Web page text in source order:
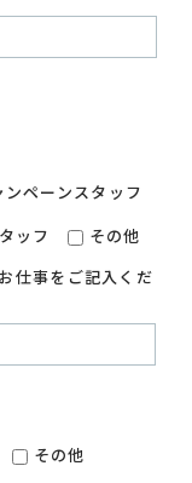
ンペーンスタッフ
ッフ
その他
仕事をご記入くだ
その他